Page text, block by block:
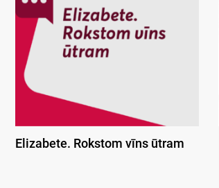
Elizabete. Rokstom vīns ūtram